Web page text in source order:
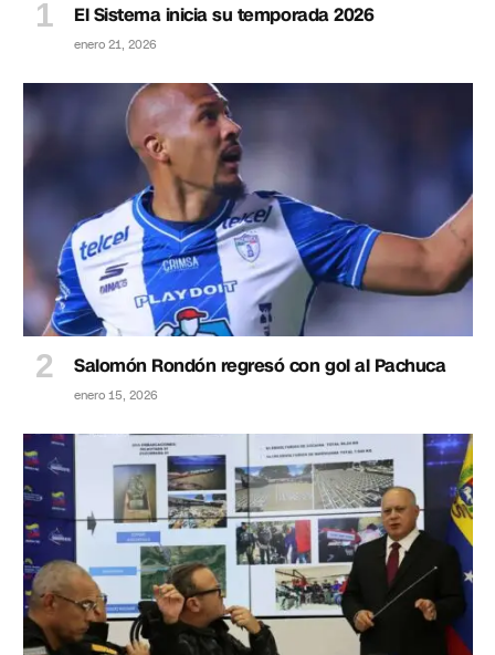
El Sistema inicia su temporada 2026
enero 21, 2026
Salomón Rondón regresó con gol al Pachuca
enero 15, 2026